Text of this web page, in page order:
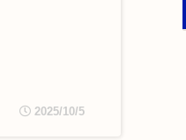
2025/10/5